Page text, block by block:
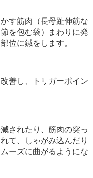
す筋肉（長母趾伸筋な
を包む袋）まわりに発
位に鍼をします。
善し、トリガーポイン
されたり、筋肉の突っ
て、しゃがみ込んだり
ーズに曲がるようにな